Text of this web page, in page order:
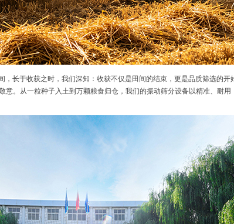
，长于收获之时，我们深知：收获不仅是田间的结束，更是品质筛选的开
意。从一粒种子入土到万颗粮食归仓，我们的振动筛分设备以精准、耐